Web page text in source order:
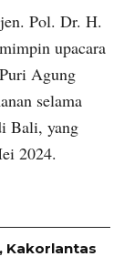
Pol. Dr. H.
upacara
Agung
selama
Bali, yang
2024.
Kakorlantas